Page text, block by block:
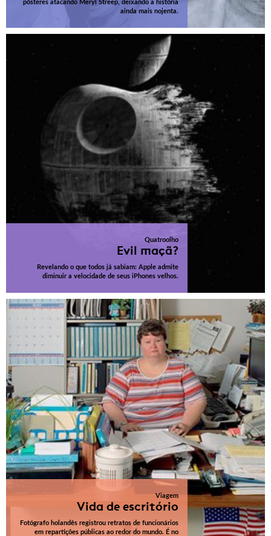
pôsteres atacando Meryl Streep, deixando a história
ainda mais nojenta.
Quatroolho
Evil maçã?
Revelando o que todos já sabiam: Apple admite
diminuir a velocidade de seus iPhones velhos.
Viagem
Vida de escritório
Fotógrafo holandês registrou retratos de funcionários
em repartições públicas ao redor do mundo. É no